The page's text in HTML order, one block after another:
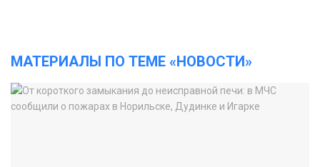
МАТЕРИАЛЫ ПО ТЕМЕ «НОВОСТИ»